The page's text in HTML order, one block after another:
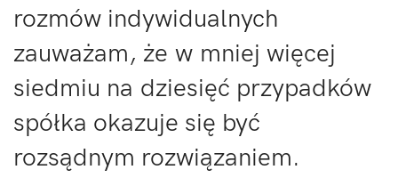
rozmów indywidualnych
zauważam, że w mniej więcej
siedmiu na dziesięć przypadków
spółka okazuje się być
rozsądnym rozwiązaniem.